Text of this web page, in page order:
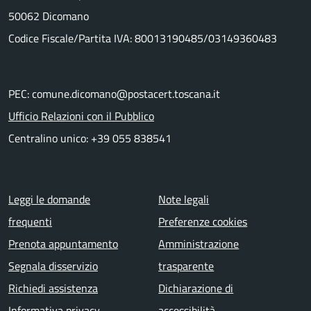
50062 Dicomano
Codice Fiscale/Partita IVA: 80013190485/03149360483
PEC: comune.dicomano@postacert.toscana.it
Ufficio Relazioni con il Pubblico
Centralino unico: +39 055 838541
Menu piè di pagina
Leggi le domande
frequenti
Prenota appuntamento
Segnala disservizio
Richiedi assistenza
Note legali
Preferenze cookies
Amministrazione
trasparente
Dichiarazione di